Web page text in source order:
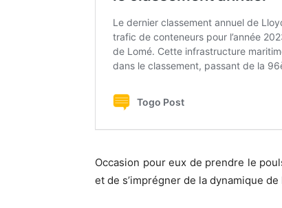
Occasion pour eux de prendre le
et de s’imprégner de la dynamique